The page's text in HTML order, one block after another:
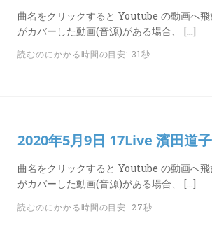
曲名をクリックすると Youtube の動画へ
がカバーした動画(音源)がある場合、 […]
読むのにかかる時間の目安: 31秒
2020年5月9日 17Live 濱田道
曲名をクリックすると Youtube の動画へ
がカバーした動画(音源)がある場合、 […]
読むのにかかる時間の目安: 27秒